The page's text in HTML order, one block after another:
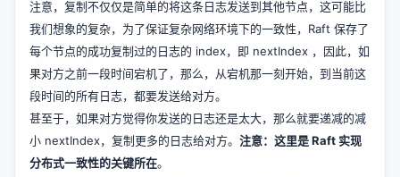
注意，复制不仅仅是简单的将这条日志发送到其他节点，这可能比
我们想象的复杂，为了保证复杂网络环境下的一致性，Raft 保存了
每个节点的成功复制过的日志的 index，即 nextIndex ，因此，如
果对方之前一段时间宕机了，那么，从宕机那一刻开始，到当前这
段时间的所有日志，都要发送给对方。
甚至于，如果对方觉得你发送的日志还是太大，那么就要递减的减
小 nextIndex，复制更多的日志给对方。 注意：这里是 Raft 实现
分布式一致性的关键所在。